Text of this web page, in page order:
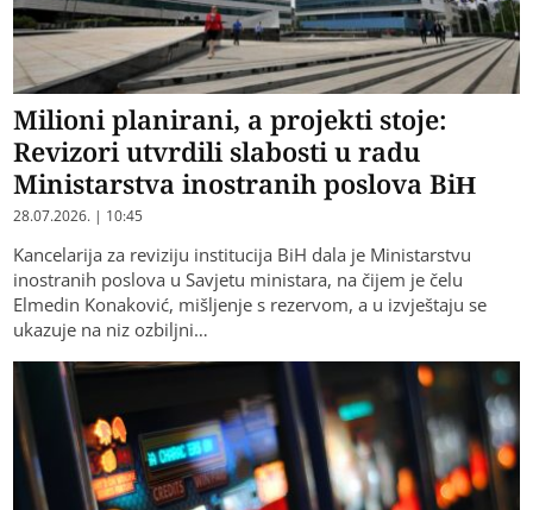
Milioni planirani, a projekti stoje:
Revizori utvrdili slabosti u radu
Ministarstva inostranih poslova BiH
28.07.2026. | 10:45
Kancelarija za reviziju institucija BiH dala je Ministarstvu
inostranih poslova u Savjetu ministara, na čijem je čelu
Elmedin Konaković, mišljenje s rezervom, a u izvještaju se
ukazuje na niz ozbiljni…